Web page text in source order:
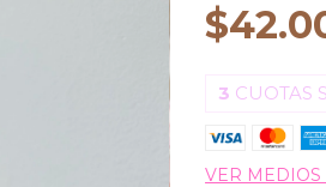
3 CUOTAS
VER MEDIOS